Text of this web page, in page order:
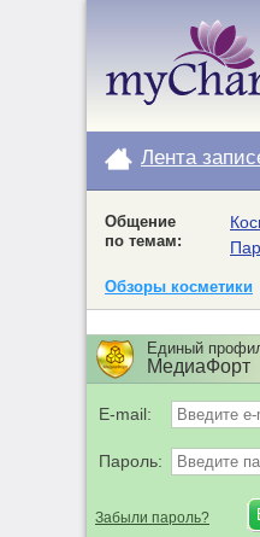
Лента
Общение
по темам:
Обзоры косметики
Единый
МедиаФорт
E-mail:
Пароль:
Забыли пароль?